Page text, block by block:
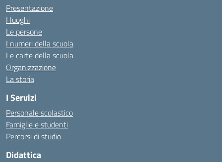
Presentazione
I luoghi
Le persone
I numeri della scuola
Le carte della scuola
Organizzazione
La storia
I Servizi
Personale scolastico
Famiglie e studenti
Percorsi di studio
Didattica